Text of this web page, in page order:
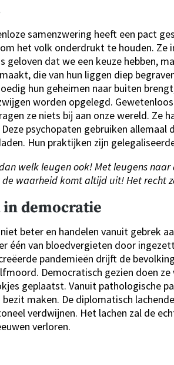
samenzwering heeft een pact
het volk onderdrukt te houden.
geloven dat we een keuze hebben,
die van hun liggen diep
hun geheimen naar buiten
worden opgelegd.
ze niets bij aan onze wereld. Ze
psychopaten gebruiken allemaal
Hun praktijken zijn
welk leugen ook! Met leugens
waarheid komt altijd uit! Het recht
democratie
beter en handelen vanuit gebrek
één van bloedvergieten door
pandemieën drijft de
Democratisch gezien doen
geplaatst. Vanuit pathologische
maken. De diplomatisch
verdwijnen. Het lachen zal de
verloren.